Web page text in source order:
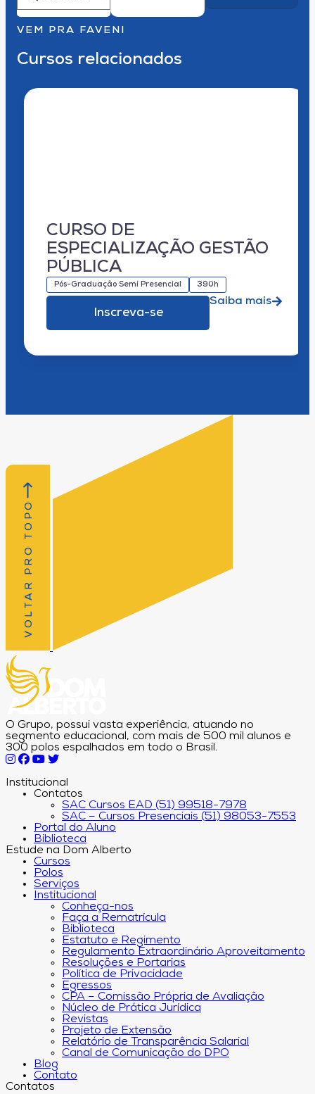
VEM PRA FAVENI
Cursos relacionados
CURSO DE
ESPECIALIZAÇÃO GESTÃO
PÚBLICA
Pós-Graduação Semi Presencial 390h
Inscreva-se
Saiba mais
VOLTAR PRO TOPO
O Grupo, possui vasta experiência, atuando no
segmento educacional, com mais de 500 mil alunos e
300 polos espalhados em todo o Brasil.
Institucional
Contatos
SAC Cursos EAD (51) 99518-7978
SAC – Cursos Presenciais (51) 98053-7553
Portal do Aluno
Biblioteca
Estude na Dom Alberto
Cursos
Polos
Serviços
Institucional
Conheça-nos
Faça a Rematrícula
Biblioteca
Estatuto e Regimento
Regulamento Extraordinário Aproveitamento
Resoluções e Portarias
Política de Privacidade
Egressos
CPA – Comissão Própria de Avaliação
Núcleo de Prática Jurídica
Revistas
Projeto de Extensão
Relatório de Transparência Salarial
Canal de Comunicação do DPO
Blog
Contato
Contatos